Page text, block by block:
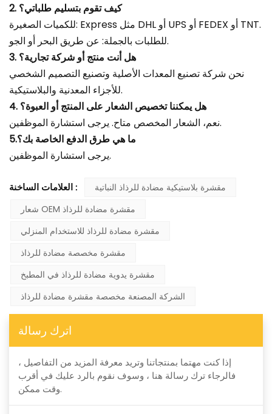
2. كيف تقوم بتسليم طلباتي؟
للكميات الصغيرة: Express مثل DHL أو UPS أو FEDEX أو TNT.
للطلبات بالجملة: عن طريق البحر أو الجو.
3. هل أنت منتج أو شركة تجارية؟
نحن شركة تصنيع المعدات الأصلية وتصنيع التصميم الشخصي
للأجزاء المعدنية والبلاستيكية.
4. هل يمكننا تخصيص الشعار على المنتج أو العبوة؟
نعم، الشعار المخصص متاح. يرجى استشارة الموظفين.
5.ما هي طرق الدفع الخاصة بك؟
يرجى استشارة الموظفين.
العلامات الساخنة :
مقشرة بلاستيكية مضادة للرذاذ النباتية
شعار OEM مقشرة مضادة للرذاذ
مقشرة مضادة للرذاذ للاستخدام المنزلي
مقشرة مخصصة مضادة للرذاذ
مقشرة يدوية مضادة للرذاذ في المطبخ
الشركة المصنعة مخصصة مقشرة مضادة للرذاذ
اترك رسالة
إذا كنت مهتما بمنتجاتنا وتريد معرفة المزيد من التفاصيل ،
فالرجاء ترك رسالة هنا ، وسوف نقوم بالرد عليك في أقرب
وقت ممكن.